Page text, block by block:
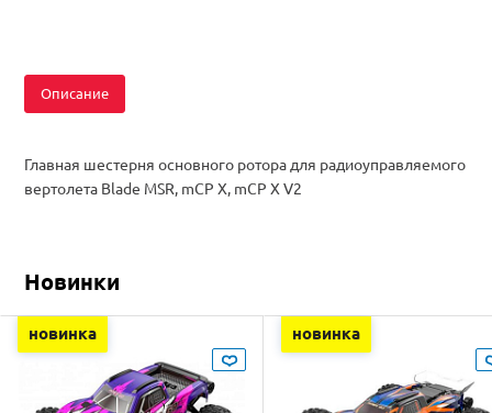
Описание
Главная шестерня основного ротора для радиоуправляемого
вертолета Blade MSR, mCP X, mCP X V2
Новинки
новинка новинка